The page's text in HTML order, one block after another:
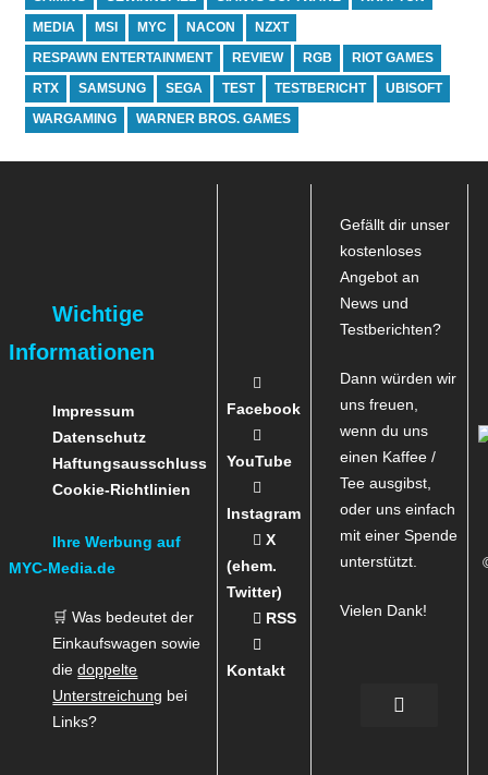
MEDIA MSI MYC NACON NZXT
RESPAWN ENTERTAINMENT REVIEW RGB RIOT GAMES
RTX SAMSUNG SEGA TEST TESTBERICHT UBISOFT
WARGAMING WARNER BROS. GAMES
Wichtige
Informationen
Impressum
Datenschutz
Haftungsausschluss
Cookie-Richtlinien
Ihre Werbung auf
MYC-Media.de
🛒 Was bedeutet der
Einkaufswagen sowie
diedoppelte
Unterstreichung bei
Links?
Facebook
YouTube
Instagram
X
(ehem.
Twitter)
RSS
Kontakt
Gefällt dir unser
kostenloses
Angebot an
News und
Testberichten?
Dann würden wir
uns freuen,
wenn du uns
einen Kaffee /
Tee ausgibst,
oder uns einfach
mit einer Spende
unterstützt.
Vielen Dank!